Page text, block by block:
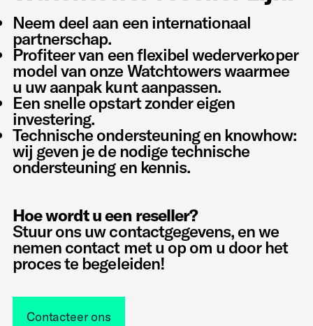
Neem deel aan een internationaal
partnerschap.
Profiteer van een flexibel wederverkoper
model van onze Watchtowers waarmee
u uw aanpak kunt aanpassen.
Een snelle opstart zonder eigen
investering.
Technische ondersteuning en knowhow:
wij geven je de nodige technische
ondersteuning en kennis.
Hoe wordt u een reseller?
Stuur ons uw contactgegevens, en we
nemen contact met u op om u door het
proces te begeleiden!
Contacteer ons